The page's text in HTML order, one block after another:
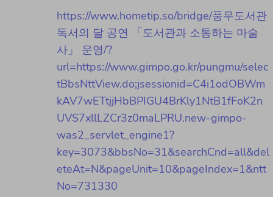
https://www.hometip.so/bridge/풍무도서관
독서의 달 공연 「도서관과 소통하는 마술
사」 운영/?
url=https://www.gimpo.go.kr/pungmu/selec
tBbsNttView.do;jsessionid=C4i1odOBWm
kAV7wETtjjHbBPIGU4BrKly1NtB1fFoK2n
UVS7xllLZCr3z0maLPRU.new-gimpo-
was2_servlet_engine1?
key=3073&bbsNo=31&searchCnd=all&del
eteAt=N&pageUnit=10&pageIndex=1&ntt
No=731330